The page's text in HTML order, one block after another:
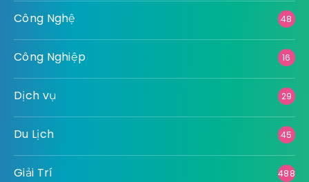
Công Nghệ 48
Công Nghiệp 16
Dịch vụ 29
Du Lịch 45
Giải Trí 488